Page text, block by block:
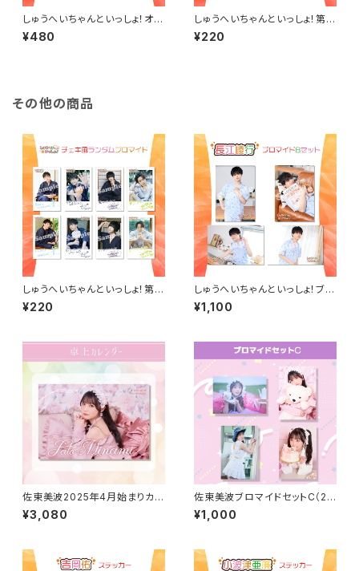
しゅうへいちゃんといっしょ！オリ
ジナルステッカー（佐々木喜英）
¥480
しゅうへいちゃんといっしょ！第６
夜チェキ風ランダムブロマイド
（全8種）
¥220
その他の商品
しゅうへいちゃんといっしょ！第６
夜チェキ風ランダムブロマイド
（全8種）
¥220
しゅうへいちゃんといっしょ！ブロ
マイドB（長江崚行）
¥1,100
佐東美波2025年4月始まりカレ
ンダー（卓上タイプ）
¥3,080
佐東美波ブロマイドセットC（20
25年4月始まりカレンダーアザ
ーカット）
¥1,000